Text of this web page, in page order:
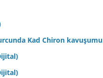
Kad Chiron kavuşumu